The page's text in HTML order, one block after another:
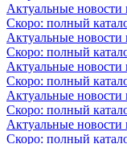
Актуальные новости
Скоро: полный
Актуальные новости
Скоро: полный
Актуальные новости
Скоро: полный
Актуальные новости
Скоро: полный
Актуальные новости
Скоро: полный